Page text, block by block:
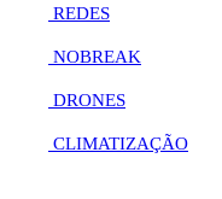
REDES
NOBREAK
DRONES
CLIMATIZAÇÃO